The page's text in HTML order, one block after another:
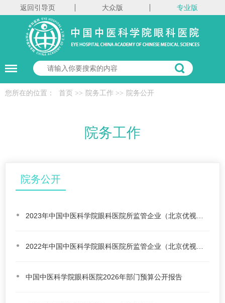
返回引导页 大众版 专业版
您所在的位置： 首页 >> 院务工作 >> 院务公开
院务工作
院务公开
中国中医科学院眼科医院2026年部门预算公开报告